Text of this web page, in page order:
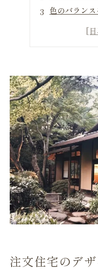
色のバランス
外壁の素材
和風の雰囲
まとめ
注文住宅のデ